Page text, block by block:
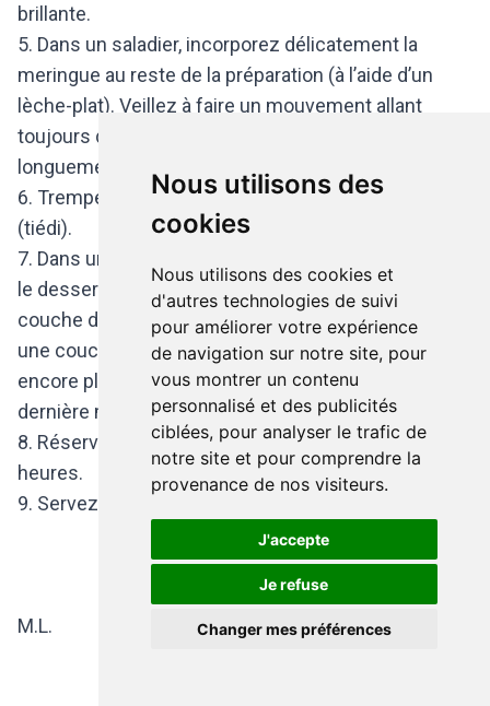
Nous utilisons des
cookies
Nous utilisons des cookies et
d'autres technologies de suivi
pour améliorer votre expérience
de navigation sur notre site, pour
vous montrer un contenu
personnalisé et des publicités
ciblées, pour analyser le trafic de
notre site et pour comprendre la
provenance de nos visiteurs.
J'accepte
Je refuse
Changer mes préférences
brillante.
5. Dans un saladier, incorporez délicatement la
meringue au reste de la préparation (à l’aide d’un
lèche-plat). Veillez à faire un mouvement allant
toujours du bas vers le haut. Ne travaillez pas trop
longuement la pâte.
6. Trempez les biscuits cuillères dans le café italien
(tiédi).
7. Dans un grand plat ou dans des verrines, montez
le dessert comme suit : une couche de biscuits, une
couche de crème, du cacao, une couche de biscuits,
une couche de crème, du cacao. Pour un visuel
encore plus esthétique, saupoudrez de cacao en
dernière minute.
8. Réservez au frais pour une durée d’au moins 2
heures.
9. Servez ; c’est un délice !
M.L.